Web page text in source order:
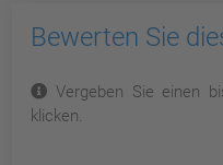
Bewerten Sie
Vergeben Sie einen
klicken.